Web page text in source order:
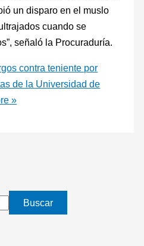
un disparo en el muslo
cuando se
señaló la Procuraduría.
contra teniente por
de la Universidad de
»
Buscar